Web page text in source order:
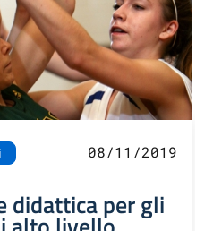
08/11/2019
didattica per gli